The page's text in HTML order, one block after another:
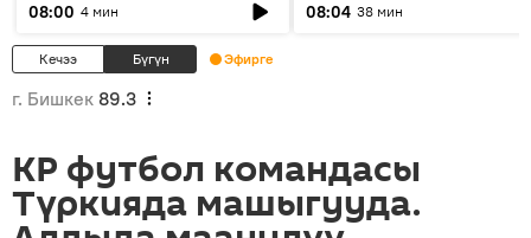
08:00 4 мин
08:04 38 мин
Кечээ Бүгүн Эфирге
г. Бишкек 89.3
КР футбол командасы
Түркияда машыгууда.